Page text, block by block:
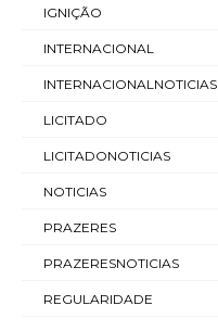
IGNIÇÃO
INTERNACIONAL
INTERNACIONALNOTICIAS
LICITADO
LICITADONOTICIAS
NOTICIAS
PRAZERES
PRAZERESNOTICIAS
REGULARIDADE